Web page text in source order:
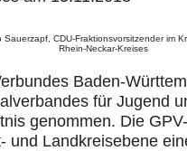
Sauerzapf, CDU-Fraktionsvorsitzender im
Rhein-Neckar-Kreises
Baden-
für Jugend
genommen. Die GPV-
und Landkreisebene